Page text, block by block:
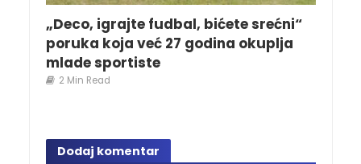
„Deco, igrajte fudbal, bićete srećni“
poruka koja već 27 godina okuplja
mlade sportiste
2 Min Read
Dodaj komentar